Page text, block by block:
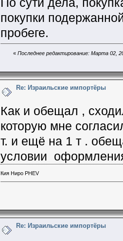
По сути дела,
покупки
пробеге.
« Последнее редактирование: Марта 02,
Re: Израильские импортёры
Как и обещал ,
которую мне
т. и ещё на 1 т .
условии
Кия Ниро PHEV
Re: Израильские импортёры